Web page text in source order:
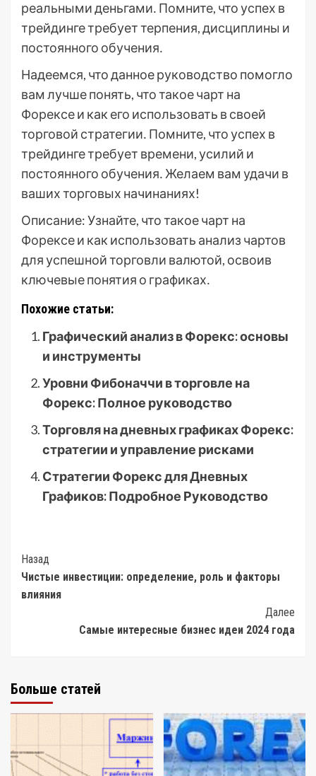
реальными деньгами․ Помните, что успех в
трейдинге требует терпения, дисциплины и
постоянного обучения․
Надеемся, что данное руководство помогло
вам лучше понять, что такое чарт на
Форексе и как его использовать в своей
торговой стратегии․ Помните, что успех в
трейдинге требует времени, усилий и
постоянного обучения․ Желаем вам удачи в
ваших торговых начинаниях!
Описание: Узнайте, что такое чарт на
Форексе и как использовать анализ чартов
для успешной торговли валютой, освоив
ключевые понятия о графиках․
Похожие статьи:
Графический анализ в Форекс: основы
и инструменты
Уровни Фибоначчи в торговле на
Форекс: Полное руководство
Торговля на дневных графиках Форекс:
стратегии и управление рисками
Стратегии Форекс для Дневных
Графиков: Подробное Руководство
Post
Navigation
Назад
Чистые инвестиции: определение, роль и факторы
влияния
Далее
Самые интересные бизнес идеи 2024 года
Больше статей